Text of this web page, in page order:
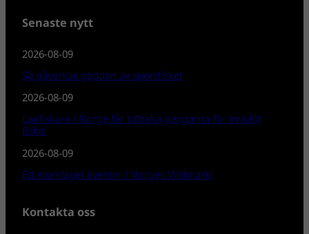
Senaste nytt
2026-08-09
Så påverkas gäddan av sportfiske!
2026-08-09
Laxfiskare i Norge får tillbaka pengarna för inställt
fiske!
2026-08-09
Ett storslaget äventyr i Norges Vildmark!
Kontakta oss